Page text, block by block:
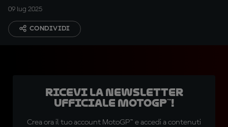
09 lug 2025
CONDIVIDI
Ricevi la newsletter
ufficiale MotoGP™!
Crea ora il tuo account MotoGP™ e accedi a contenuti